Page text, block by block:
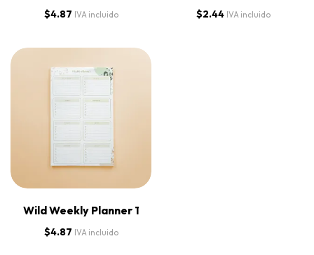
$4.87 IVA incluido $2.44 IVA incluido
Wild Weekly Planner 1
$4.87 IVA incluido